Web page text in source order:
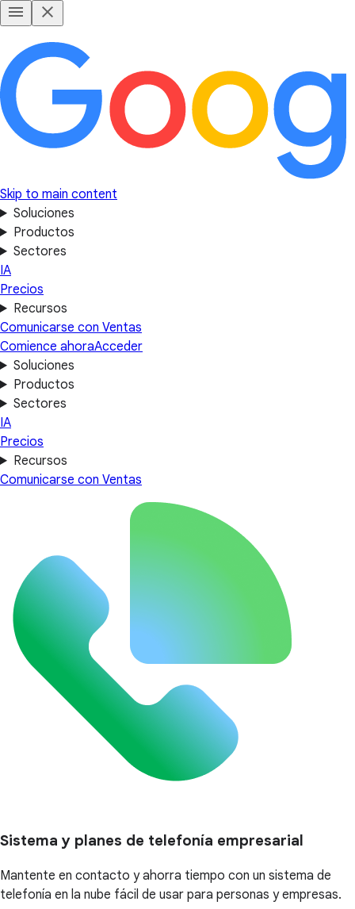
Skip to main content
Soluciones
Productos
Sectores
IA
Precios
Recursos
Comunicarse con Ventas
Comience ahoraAcceder
Soluciones
Productos
Sectores
IA
Precios
Recursos
Comunicarse con Ventas
Sistema y planes de telefonía empresarial
Mantente en contacto y ahorra tiempo con un sistema de
telefonía en la nube fácil de usar para personas y empresas.